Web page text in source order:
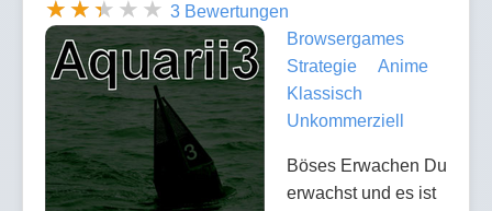
3 Bewertungen
Browsergames
Strategie
Anime
Klassisch
Unkommerziell
Böses Erwachen Du
erwachst und es ist